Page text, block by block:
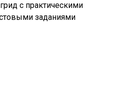
с практическими
заданиями